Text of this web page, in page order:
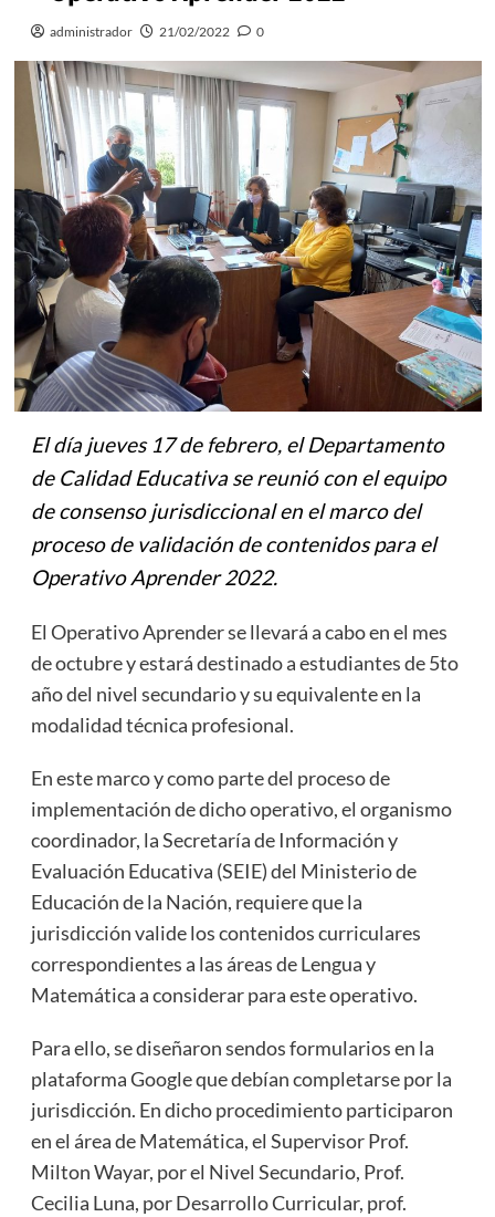
administrador 21/02/2022 0
El día jueves 17 de febrero, el Departamento
de Calidad Educativa se reunió con el equipo
de consenso jurisdiccional en el marco del
proceso de validación de contenidos para el
Operativo Aprender 2022.
El Operativo Aprender se llevará a cabo en el mes
de octubre y estará destinado a estudiantes de 5to
año del nivel secundario y su equivalente en la
modalidad técnica profesional.
En este marco y como parte del proceso de
implementación de dicho operativo, el organismo
coordinador, la Secretaría de Información y
Evaluación Educativa (SEIE) del Ministerio de
Educación de la Nación, requiere que la
jurisdicción valide los contenidos curriculares
correspondientes a las áreas de Lengua y
Matemática a considerar para este operativo.
Para ello, se diseñaron sendos formularios en la
plataforma Google que debían completarse por la
jurisdicción. En dicho procedimiento participaron
en el área de Matemática, el Supervisor Prof.
Milton Wayar, por el Nivel Secundario, Prof.
Cecilia Luna, por Desarrollo Curricular, prof.